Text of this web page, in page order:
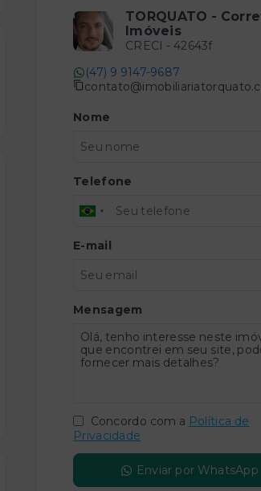
TORQUATO -
Imóveis
CRECI - 42643f
(47) 9 9147-9687
Nome
Telefone
E-mail
Mensagem
Concordo com a Política de
Privacidade
Enviar por WhatsApp